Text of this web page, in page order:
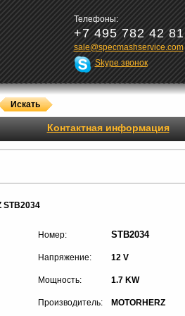
Телефоны:
+7 495 782 42 81
sale@specmashservice.com
Skype звонок
Контактная информация
STB2034
Номер: STB2034
Напряжение: 12 V
Мощность: 1.7 KW
Производитель: MOTORHERZ